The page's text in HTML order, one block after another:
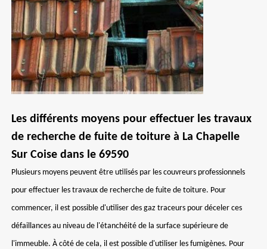
Les différents moyens pour effectuer les travaux
de recherche de fuite de toiture à La Chapelle
Sur Coise dans le 69590
Plusieurs moyens peuvent être utilisés par les couvreurs professionnels
pour effectuer les travaux de recherche de fuite de toiture. Pour
commencer, il est possible d'utiliser des gaz traceurs pour déceler ces
défaillances au niveau de l'étanchéité de la surface supérieure de
l'immeuble. À côté de cela, il est possible d'utiliser les fumigènes. Pour